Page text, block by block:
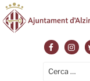
Facebook
Cerca: